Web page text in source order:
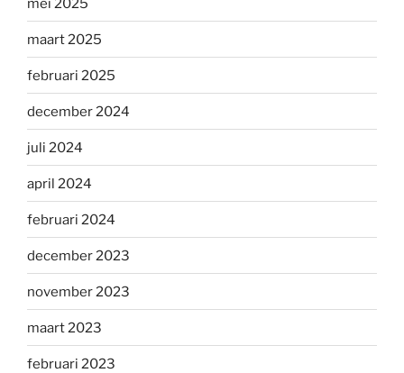
maart 2025
februari 2025
december 2024
juli 2024
april 2024
februari 2024
december 2023
november 2023
maart 2023
februari 2023